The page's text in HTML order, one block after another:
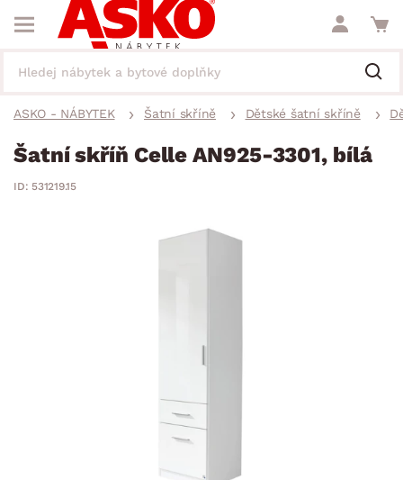
ASKO - NÁBYTEK Šatní skříně Dětské šatní skříně
Šatní skříň Celle AN925-3301, bílá
ID: 531219.15